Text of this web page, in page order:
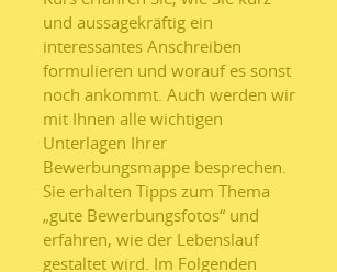
und aussagekräftig ein
interessantes Anschreiben
formulieren und worauf es sonst
noch ankommt. Auch werden wir
mit Ihnen alle wichtigen
Unterlagen Ihrer
Bewerbungsmappe besprechen.
Sie erhalten Tipps zum Thema
„gute Bewerbungsfotos“ und
erfahren, wie der Lebenslauf
gestaltet wird. Im Folgenden